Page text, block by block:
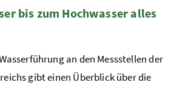
bis zum Hochwasser alles
an den Messstellen der
gibt einen Überblick über die